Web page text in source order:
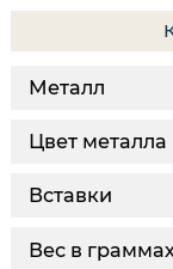
Металл
Цвет металла
Вставки
Вес в